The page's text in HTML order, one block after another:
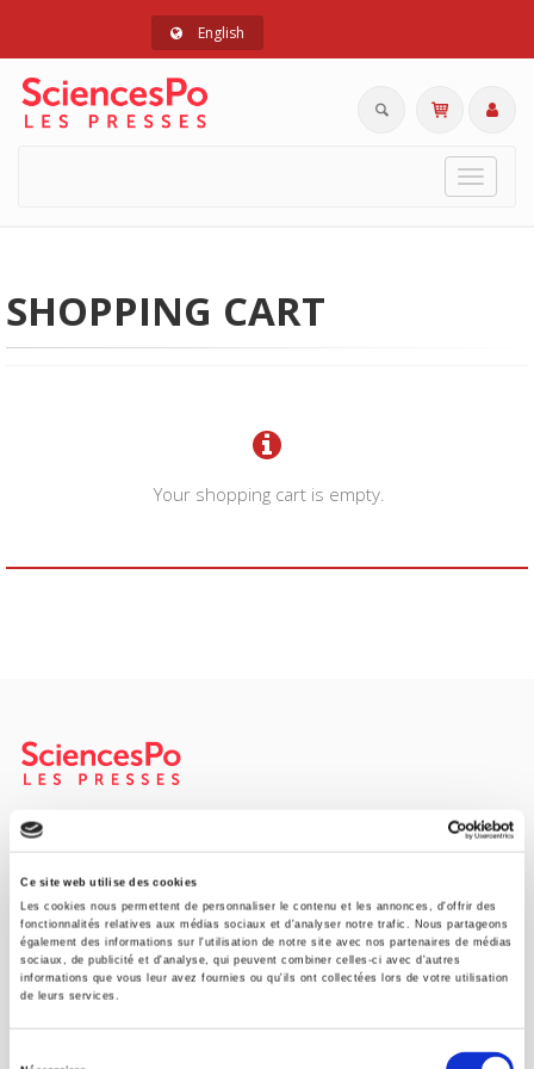
Ce site web utilise des cookies
Les cookies nous permettent de personnaliser le contenu et les annonces, d'offrir des
fonctionnalités relatives aux médias sociaux et d'analyser notre trafic. Nous partageons
également des informations sur l'utilisation de notre site avec nos partenaires de médias
sociaux, de publicité et d'analyse, qui peuvent combiner celles-ci avec d'autres
informations que vous leur avez fournies ou qu'ils ont collectées lors de votre utilisation
de leurs services.
English
Toggle
SHOPPING CART
Your shopping cart is empty.
SCIENCES PO UNIVERSITY PRESS has a threefold role: to publish
original research, to edit reference works for student use, and to
help public and political debate.
CONTACTS
FOREIGN RIGHTS
FOR BOOKSHOPS